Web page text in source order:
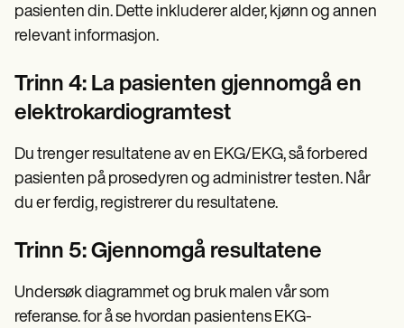
pasienten din. Dette inkluderer alder, kjønn og annen
relevant informasjon.
Trinn 4: La pasienten gjennomgå en
elektrokardiogramtest
Du trenger resultatene av en EKG/EKG, så forbered
pasienten på prosedyren og administrer testen. Når
du er ferdig, registrerer du resultatene.
Trinn 5: Gjennomgå resultatene
Undersøk diagrammet og bruk malen vår som
referanse. for å se hvordan pasientens EKG-